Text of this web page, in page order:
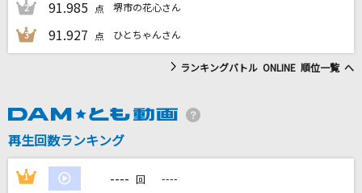
もっと見る
DAMの新曲・ランキングなど
DAMに会員登録・ログインして
2 91.985 点 堺市の花心さん
3 91.927 点 ひとちゃんさん
ランキングバトル ONLINE 順位一覧 へ
再生回数ランキング
1 ---- 回 ----